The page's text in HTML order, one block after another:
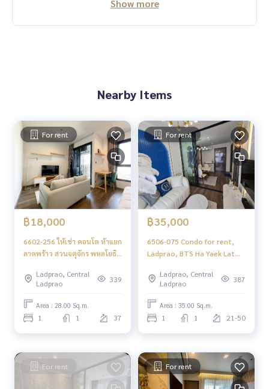
☎️ ติดต่อ (contact) : 095-247-6349(Aor)
Show more
Nearby Items
For rent
฿18,000
6602-256 ให้เช่า คอนโด ห้าแยก
ลาดพร้าว สวนจตุจักร พหลโยธิน
Ladprao Valley ห้องstudio
Ladprao, Central
Ladprao
339
Area : 28.00 Sq.m.
1 1 37
For rent
฿35,000
6506-075 Condo for rent,
Ladprao, BTS Ha Yaek Lat
bedroom.
Ladprao, Central
Ladprao
387
Area : 35.00 Sq.m.
1 1 21-50
For rent For rent